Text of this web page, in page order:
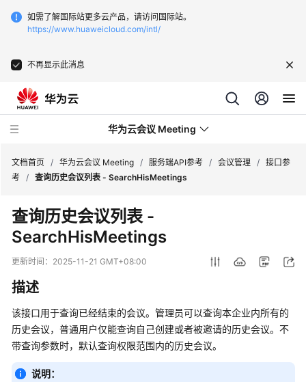
如需了解国际站更多云产品，请访问国际站。
https://www.huaweicloud.com/intl/
不再显示此消息
华为云会议 Meeting
最
新
动
服
务
公
告
品
文档首页 / 华为云会议 Meeting / 服务端API参考 / 会议管理 / 接口参
考 / 查询历史会议列表 - SearchHisMeetings
查询历史会议列表 -
SearchHisMeetings
更新时间： 2025-11-21 GMT+08:00
描述
该接口用于查询已经结束的会议。管理员可以查询本企业内所有的
历史会议，普通用户仅能查询自己创建或者被邀请的历史会议。不
带查询参数时，默认查询权限范围内的历史会议。
说明：